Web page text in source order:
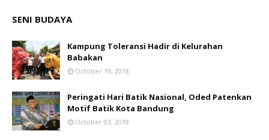
SENI BUDAYA
Kampung Toleransi Hadir di Kelurahan
Babakan
October 19, 2018
Peringati Hari Batik Nasional, Oded Patenkan
Motif Batik Kota Bandung
October 03, 2018